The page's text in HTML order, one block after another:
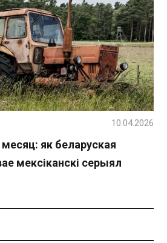
як беларуская
мексіканскі серыял
10.04.2026